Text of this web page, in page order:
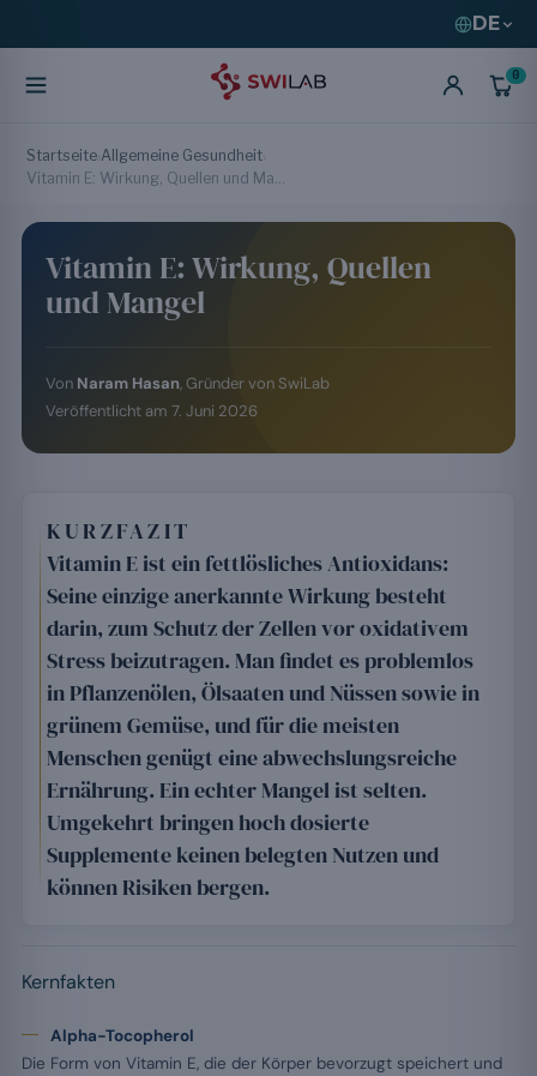
DE
0
Startseite Allgemeine Gesundheit
Vitamin E: Wirkung, Quellen und Mangel
Vitamin E: Wirkung, Quellen
und Mangel
Von Naram Hasan, Gründer von SwiLab
Veröffentlicht am 7. Juni 2026
KURZFAZIT
Vitamin E ist ein fettlösliches Antioxidans:
Seine einzige anerkannte Wirkung besteht
darin, zum Schutz der Zellen vor oxidativem
Stress beizutragen. Man findet es problemlos
in Pflanzenölen, Ölsaaten und Nüssen sowie in
grünem Gemüse, und für die meisten
Menschen genügt eine abwechslungsreiche
Ernährung. Ein echter Mangel ist selten.
Umgekehrt bringen hoch dosierte
Supplemente keinen belegten Nutzen und
können Risiken bergen.
Kernfakten
Alpha-Tocopherol
Die Form von Vitamin E, die der Körper bevorzugt speichert und